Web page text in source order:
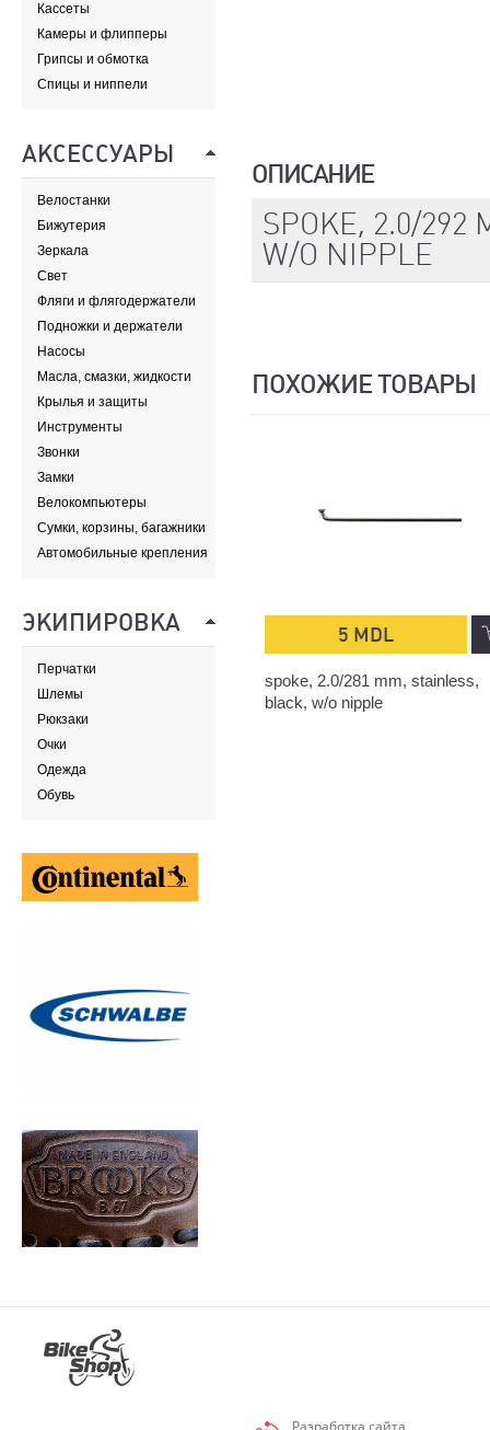
Кассеты
Камеры и флипперы
Грипсы и обмотка
Спицы и ниппели
АКСЕССУАРЫ
Велостанки
Бижутерия
Зеркала
Свет
Фляги и флягодержатели
Подножки и держатели
Насосы
Масла, смазки, жидкости
Крылья и защиты
Инструменты
Звонки
Замки
Велокомпьютеры
Сумки, корзины, багажники
и адаптеры
Автомобильные крепления
ЭКИПИРОВКА
Перчатки
Шлемы
Рюкзаки
Очки
Одежда
Обувь
ОПИСАНИЕ
SPOKE, 2.0/292
W/O NIPPLE
ПОХОЖИЕ ТОВАРЫ
5 MDL
spoke, 2.0/281 mm, stainless,
black, w/o nipple
Разработка сайта